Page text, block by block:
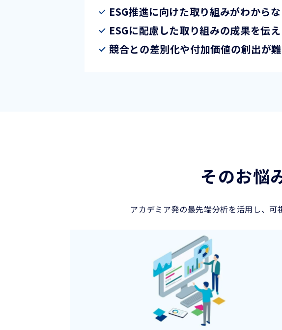
ESG推進に向けた取り組みがわから
ESGに配慮した取り組みの成果を伝
競合との差別化や付加価値の創出が
そのお悩
アカデミア発の最先端分析を活用し、可